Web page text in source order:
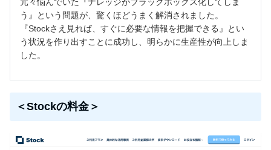
う』という問題が、驚くほどうまく解消されました。
『Stockさえ見れば、すぐに必要な情報を把握できる』とい
う状況を作り出すことに成功し、明らかに生産性が向上しま
した。
＜Stockの料金＞